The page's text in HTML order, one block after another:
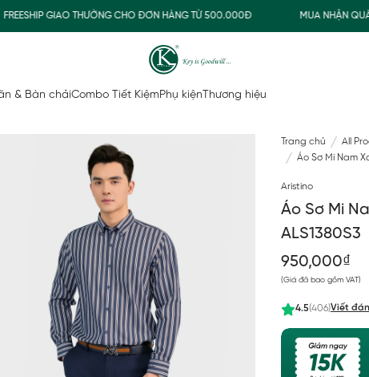
GIAO THƯỜNG CHO ĐƠN HÀNG TỪ 500.000Đ MUA NHẬN QUÀ
& Bàn chảiCombo Tiết KiệmPhụ kiện Thương hiệu
Trang chủ
All
Áo Sơ Mi Nam
Aristino
Áo Sơ Mi
ALS1380S3
950,000₫
(Giá đã bao gồm VAT)
4.5(406)Viết